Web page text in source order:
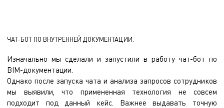
ЧАТ-БОТ ПО ВНУТРЕННЕЙ ДОКУМЕНТАЦИИ.
Изначально мы сделали и запустили в работу чат-бот по
BIM-документации.
Однако после запуска чата и анализа запросов сотрудников
мы выявили, что примененная технология не совсем
подходит под данный кейс. Важнее выдавать точную